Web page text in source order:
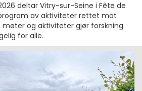
deltar Vitry-sur-Seine i Fête de
av aktiviteter rettet mot
møter og aktiviteter gjør forskning
for alle.